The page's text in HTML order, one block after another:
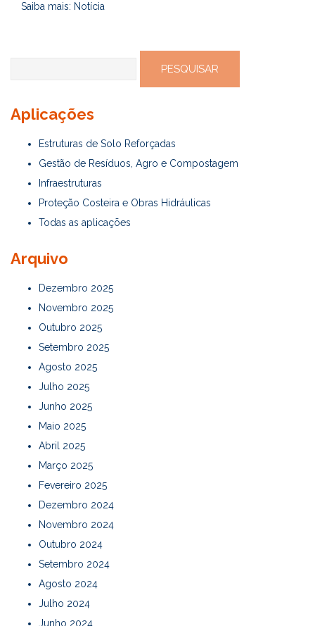
Saiba mais: Notícia
Aplicações
Estruturas de Solo Reforçadas
Gestão de Resíduos, Agro e Compostagem
Infraestruturas
Proteção Costeira e Obras Hidráulicas
Todas as aplicações
Arquivo
Dezembro 2025
Novembro 2025
Outubro 2025
Setembro 2025
Agosto 2025
Julho 2025
Junho 2025
Maio 2025
Abril 2025
Março 2025
Fevereiro 2025
Dezembro 2024
Novembro 2024
Outubro 2024
Setembro 2024
Agosto 2024
Julho 2024
Junho 2024